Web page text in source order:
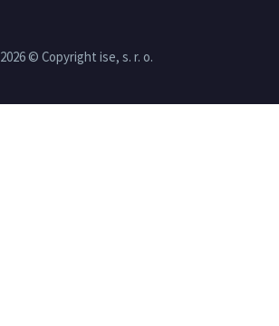
2026 © Copyright ise, s. r. o.